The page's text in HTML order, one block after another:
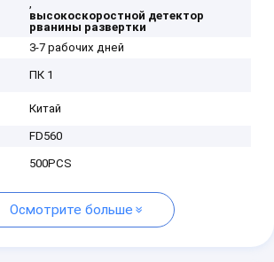
,
высокоскоростной детектор
рванины развертки
3-7 рабочих дней
ПК 1
Китай
FD560
500PCS
Осмотрите больше